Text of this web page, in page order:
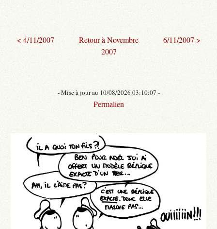
< 4/11/2007
Retour à Novembre
2007
6/11/2007 >
- Mise à jour au 10/08/2026 03:10:07 -
Permalien